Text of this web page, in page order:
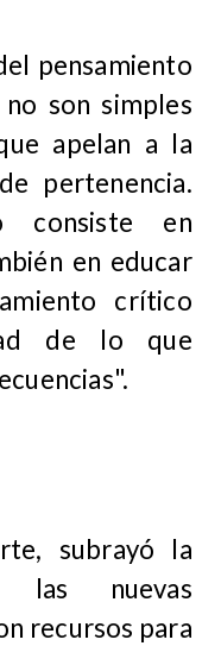
pensamiento
son simples
apelan a la
pertenencia.
consiste en
en educar
crítico
de lo que
subrayó la
las nuevas
recursos para